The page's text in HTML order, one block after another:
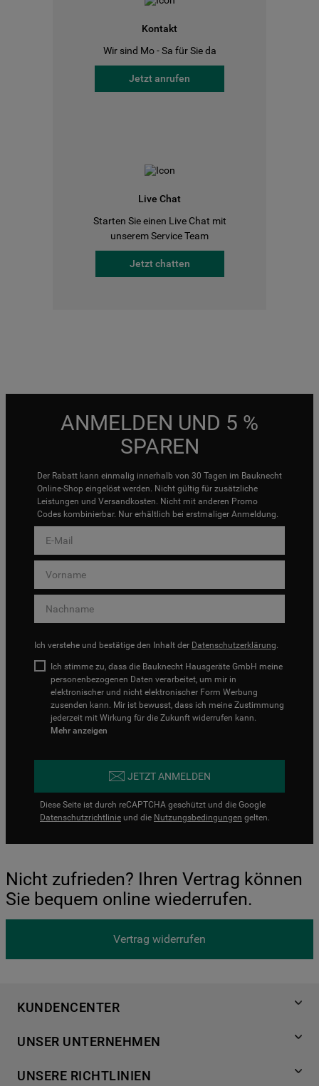
Kontakt
Wir sind Mo - Sa für Sie da
Jetzt anrufen
Live Chat
Starten Sie einen Live Chat mit
unserem Service Team
Jetzt chatten
ANMELDEN UND 5 %
SPAREN
Der Rabatt kann einmalig innerhalb von 30 Tagen im Bauknecht
Online-Shop eingelöst werden. Nicht gültig für zusätzliche
Leistungen und Versandkosten. Nicht mit anderen Promo
Codes kombinierbar. Nur erhältlich bei erstmaliger Anmeldung.
Ich verstehe und bestätige den Inhalt der Datenschutzerklärung.
Ich stimme zu, dass die Bauknecht Hausgeräte GmbH meine
personenbezogenen Daten verarbeitet, um mir in
elektronischer und nicht elektronischer Form Werbung
zusenden kann. Mir ist bewusst, dass ich meine Zustimmung
jederzeit mit Wirkung für die Zukunft widerrufen kann.
Mehr anzeigen
JETZT ANMELDEN
Diese Seite ist durch reCAPTCHA geschützt und die Google
Datenschutzrichtlinie und die Nutzungsbedingungen gelten.
Nicht zufrieden? Ihren Vertrag können
Sie bequem online wiederrufen.
Vertrag widerrufen
KUNDENCENTER
Händlersuche
Häufige Fragen
UNSER UNTERNEHMEN
Für Händler
UNSERE RICHTLINIEN